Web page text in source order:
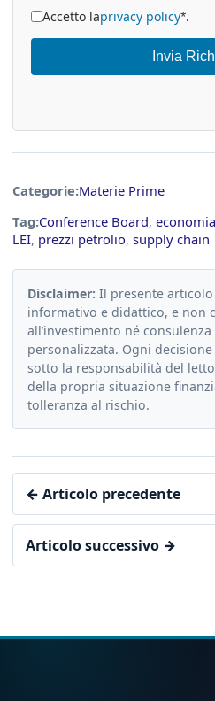
Accetto laprivacy policy*.
Invia
Categorie:Materie Prime
Tag:Conference Board,
LEI, prezzi petrolio, supply chain
Disclaimer: Il presente
informativo e didattico, e non
all’investimento né
personalizzata. Ogni
sotto la responsabilità del
della propria situazione
tolleranza al rischio.
← Articolo precedente
Articolo successivo →